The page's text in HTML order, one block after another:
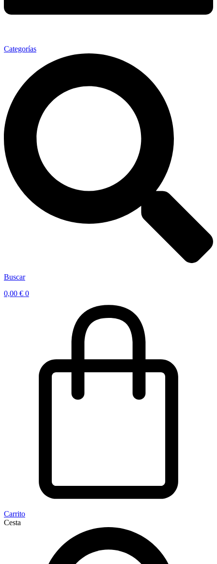
Categorías
Buscar
0,00 € 0
Carrito
Cesta